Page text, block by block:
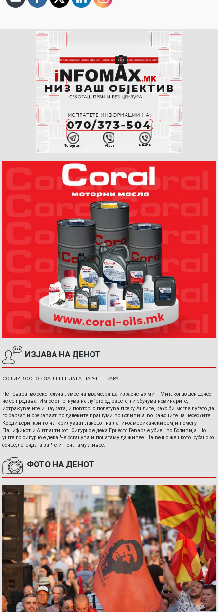
ИЗЈАВА НА ДЕНОТ
СОТИР КОСТОВ ЗА ЛЕГЕНДАТА НА ЧЕ ГЕВАРА
Че Гевара, во секој случај, умре на време, за да израсне во мит. Мит, кој до ден денес
не се предава. Им се оттргнува на луѓето од рацете, ги збунува новинарите,
истражувачите и науката, и повторно полетува преку Андите, како би могле луѓето да
го бараат и среќаваат во далеките прашуми во Боливија, во кањоните на небеските
Кордиљери, кои го наткрилуваат ланецот на латиноамерикански земји помеѓу
Пацификот и Антлантикот. Сигурно е дека Ернесто Гевара е убиен во Боливија. Но
уште по сигурно е дека Че останува и понатаму да живее. На вечно жешкото кубанско
сонце, легендата за Че и понатаму живее.
ФОТО НА ДЕНОТ